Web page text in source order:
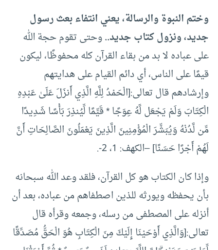
وختم النبوة والرسالة، يعني انتفاء بعث رسول
جديد، ونزول كتاب جديد..وحتى تقوم حجة الله
على عباده لا بد من بقاء القرآن كله محفوظًا، ليكون
قيمًا على الناس، أي دائم القيام على هدايتهم
وإرشادهم قال تعالى:[الْحَمْدُ لِلَّهِ الَّذِي أَنزَلَ عَلَىٰ عَبْدِهِ
الْكِتَابَ وَلَمْ يَجْعَل لَّهُ عِوَجًا * قَيِّمًا لِّيُنذِرَ بَأْسًا شَدِيدًا
مِّن لَّدُنْهُ وَيُبَشِّرَ الْمُؤْمِنِينَ الَّذِينَ يَعْمَلُونَ الصَّالِحَاتِ أَنَّ
لَهُمْ أَجْرًا حَسَنًا] –الكهف: 1، 2-.
وإذا كان الكتاب هو كل القرآن، فلقد وعد الله سبحانه
بأن يحفظه ويورثه للذين اصطفاهم من عباده، بعد أن
أنزله على المصطفى من رسله، وجمعه وقرأه قال
تعالى:[وَالَّذِي أَوْحَيْنَا إِلَيْكَ مِنَ الْكِتَابِ هُوَ الْحَقُّ مُصَدِّقًا